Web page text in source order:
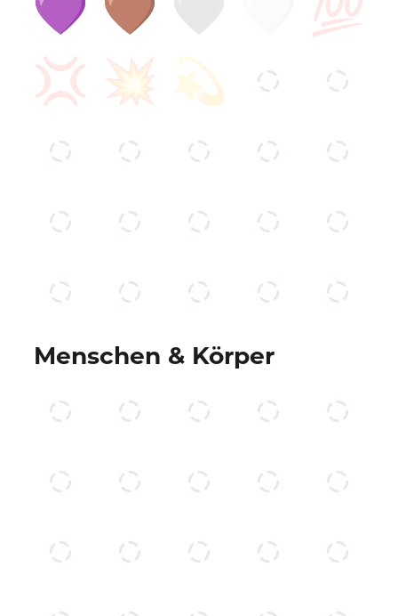
Menschen & Körper